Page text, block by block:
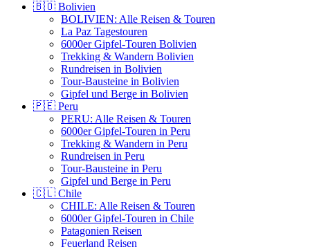
🇧🇴 Bolivien
BOLIVIEN: Alle Reisen & Touren
La Paz Tagestouren
6000er Gipfel-Touren Bolivien
Trekking & Wandern Bolivien
Rundreisen in Bolivien
Tour-Bausteine in Bolivien
Gipfel und Berge in Bolivien
🇵🇪 Peru
PERU: Alle Reisen & Touren
6000er Gipfel-Touren in Peru
Trekking & Wandern in Peru
Rundreisen in Peru
Tour-Bausteine in Peru
Gipfel und Berge in Peru
🇨🇱 Chile
CHILE: Alle Reisen & Touren
6000er Gipfel-Touren in Chile
Patagonien Reisen
Feuerland Reisen